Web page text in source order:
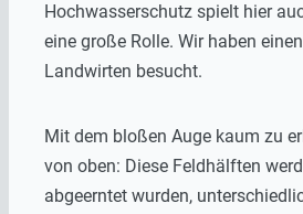
Hochwasserschutz spielt hier
eine große Rolle. Wir haben
Landwirten besucht.
Mit dem bloßen Auge kaum zu
von oben: Diese Feldhälften
abgeerntet wurden,